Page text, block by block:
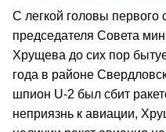
С легкой головы
председателя Совета
Хрущева до сих пор
года в районе
шпион U-2 был сбит
неприязнь к авиации,